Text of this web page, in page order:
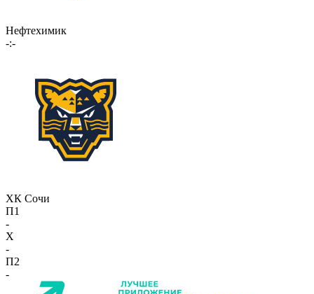
Нефтехимик
-:-
ХК Сочи
П1
-
X
-
П2
-